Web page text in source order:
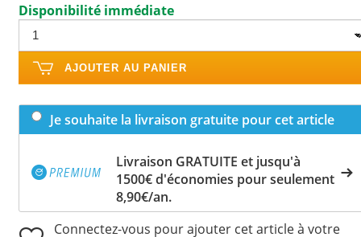
Disponibilité immédiate
AJOUTER AU PANIER
Je souhaite la livraison gratuite pour cet article
Livraison GRATUITE et jusqu'à
1500€ d'économies pour seulement
8,90€/an.
Connectez-vous pour ajouter cet article à votre